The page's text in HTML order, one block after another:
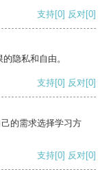
支持[0] 反对[0]
隐私和自由。
支持[0] 反对[0]
的需求选择学习方
支持[0] 反对[0]